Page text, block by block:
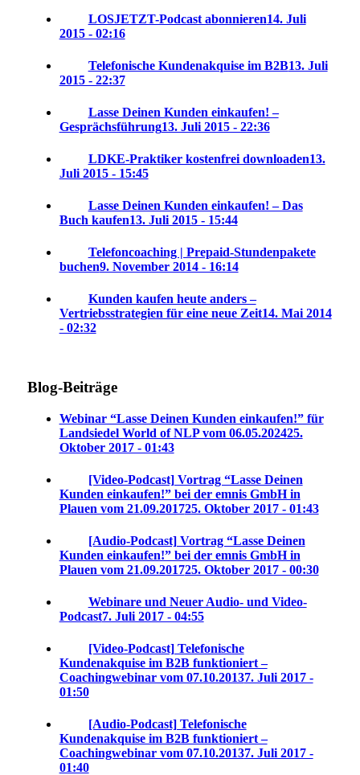
LOSJETZT-Podcast abonnieren14. Juli
2015 - 02:16
Telefonische Kundenakquise im B2B13. Juli
2015 - 22:37
Lasse Deinen Kunden einkaufen! –
Gesprächsführung13. Juli 2015 - 22:36
LDKE-Praktiker kostenfrei downloaden13.
Juli 2015 - 15:45
Lasse Deinen Kunden einkaufen! – Das
Buch kaufen13. Juli 2015 - 15:44
Telefoncoaching | Prepaid-Stundenpakete
buchen9. November 2014 - 16:14
Kunden kaufen heute anders –
Vertriebsstrategien für eine neue Zeit14. Mai 2014
- 02:32
Blog-Beiträge
Webinar “Lasse Deinen Kunden einkaufen!” für
Landsiedel World of NLP vom 06.05.202425.
Oktober 2017 - 01:43
[Video-Podcast] Vortrag “Lasse Deinen
Kunden einkaufen!” bei der emnis GmbH in
Plauen vom 21.09.201725. Oktober 2017 - 01:43
[Audio-Podcast] Vortrag “Lasse Deinen
Kunden einkaufen!” bei der emnis GmbH in
Plauen vom 21.09.201725. Oktober 2017 - 00:30
Webinare und Neuer Audio- und Video-
Podcast7. Juli 2017 - 04:55
[Video-Podcast] Telefonische
Kundenakquise im B2B funktioniert –
Coachingwebinar vom 07.10.20137. Juli 2017 -
01:50
[Audio-Podcast] Telefonische
Kundenakquise im B2B funktioniert –
Coachingwebinar vom 07.10.20137. Juli 2017 -
01:40